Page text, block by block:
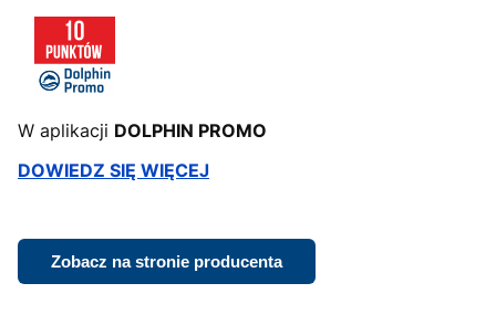
W aplikacji DOLPHIN PROMO
DOWIEDZ SIĘ WIĘCEJ
Zobacz na stronie producenta